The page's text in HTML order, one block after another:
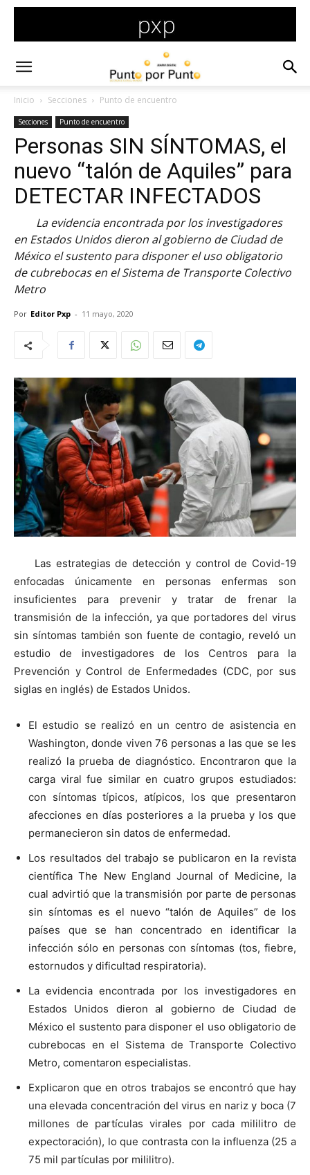
Inicio Secciones Punto de encuentro
Secciones Punto de encuentro
Personas SIN SÍNTOMAS, el
nuevo “talón de Aquiles” para
DETECTAR INFECTADOS
La evidencia encontrada por los investigadores
en Estados Unidos dieron al gobierno de Ciudad de
México el sustento para disponer el uso obligatorio
de cubrebocas en el Sistema de Transporte Colectivo
Metro
Por Editor Pxp - 11 mayo, 2020
Las estrategias de detección y control de Covid-19
enfocadas únicamente en personas enfermas son
insuficientes para prevenir y tratar de frenar la
transmisión de la infección, ya que portadores del virus
sin síntomas también son fuente de contagio, reveló un
estudio de investigadores de los Centros para la
Prevención y Control de Enfermedades (CDC, por sus
siglas en inglés) de Estados Unidos.
El estudio se realizó en un centro de asistencia en
Washington, donde viven 76 personas a las que se les
realizó la prueba de diagnóstico. Encontraron que la
carga viral fue similar en cuatro grupos estudiados:
con síntomas típicos, atípicos, los que presentaron
afecciones en días posteriores a la prueba y los que
permanecieron sin datos de enfermedad.
Los resultados del trabajo se publicaron en la revista
científica The New England Journal of Medicine, la
cual advirtió que la transmisión por parte de personas
sin síntomas es el nuevo “talón de Aquiles” de los
países que se han concentrado en identificar la
infección sólo en personas con síntomas (tos, fiebre,
estornudos y dificultad respiratoria).
La evidencia encontrada por los investigadores en
Estados Unidos dieron al gobierno de Ciudad de
México el sustento para disponer el uso obligatorio de
cubrebocas en el Sistema de Transporte Colectivo
Metro, comentaron especialistas.
Explicaron que en otros trabajos se encontró que hay
una elevada concentración del virus en nariz y boca (7
millones de partículas virales por cada mililitro de
expectoración), lo que contrasta con la influenza (25 a
75 mil partículas por mililitro).